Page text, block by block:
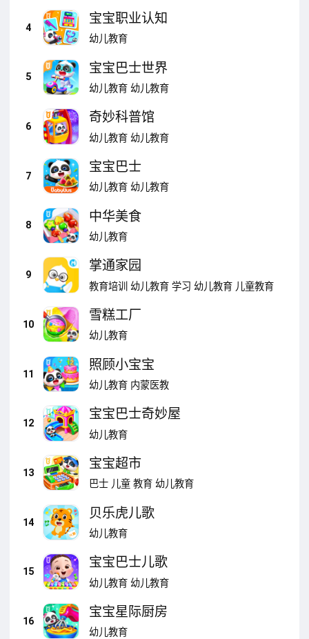
4
宝宝职业认知
幼儿教育
5
宝宝巴士世界
幼儿教育 幼儿教育
6
奇妙科普馆
幼儿教育 幼儿教育
7
宝宝巴士
幼儿教育 幼儿教育
8
中华美食
幼儿教育
9
掌通家园
教育培训 幼儿教育 学习 幼儿教育 儿童教育
10
雪糕工厂
幼儿教育
11
照顾小宝宝
幼儿教育 内蒙医教
12
宝宝巴士奇妙屋
幼儿教育
13
宝宝超市
巴士 儿童 教育 幼儿教育
14
贝乐虎儿歌
幼儿教育
15
宝宝巴士儿歌
幼儿教育 幼儿教育
16
宝宝星际厨房
幼儿教育